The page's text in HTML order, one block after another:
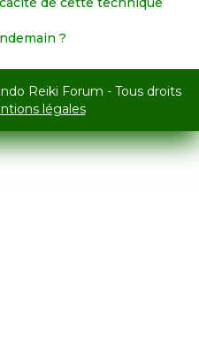
?
Reiki Forum - Tous droits
légales